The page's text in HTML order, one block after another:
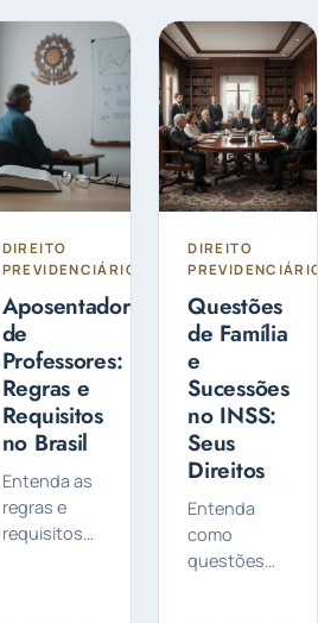
direitos e
otimizar sua
aposentadoria.
Saiba como
se preparar
para o
futuro.
evitar
perdas e
garantir
segurança
financeira
no futuro.
DIREITO
PREVIDENCIÁRIO
Aposentadoria
de
Professores:
Regras e
Requisitos
no Brasil
Entenda as
regras e
requisitos
DIREITO
Questões
de Família
e
Sucessões
no INSS:
Seus
Direitos
Entenda
como
questões